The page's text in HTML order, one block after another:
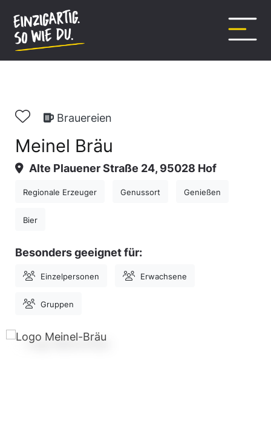
springen
Brauereien
Meinel Bräu
Alte Plauener Straße 24, 95028 Hof
Regionale Erzeuger Genussort Genießen
Bier
Besonders geeignet für:
Einzelpersonen Erwachsene
Gruppen